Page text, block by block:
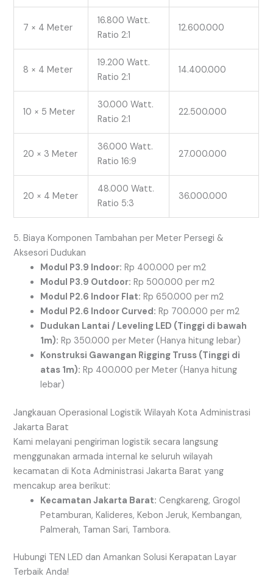
7 × 4 Meter
16.800 Watt.
Ratio 2:1
12.600.000
8 × 4 Meter
19.200 Watt.
Ratio 2:1
14.400.000
10 × 5 Meter
30.000 Watt.
Ratio 2:1
22.500.000
20 × 3 Meter
36.000 Watt.
Ratio 16:9
27.000.000
20 × 4 Meter
48.000 Watt.
Ratio 5:3
36.000.000
5. Biaya Komponen Tambahan per Meter Persegi &
Aksesori Dudukan
Modul P3.9 Indoor: Rp 400.000 perm2
Modul P3.9 Outdoor: Rp 500.000 perm2
Modul P2.6 Indoor Flat: Rp 650.000 perm2
Modul P2.6 Indoor Curved: Rp 700.000 perm2
Dudukan Lantai / Leveling LED (Tinggi di bawah
1m): Rp 350.000 per Meter (Hanya hitung lebar)
Konstruksi Gawangan Rigging Truss (Tinggi di
atas 1m): Rp 400.000 per Meter (Hanya hitung
lebar)
Jangkauan Operasional Logistik Wilayah Kota Administrasi
Jakarta Barat
Kami melayani pengiriman logistik secara langsung
menggunakan armada internal ke seluruh wilayah
kecamatan di Kota Administrasi Jakarta Barat yang
mencakup area berikut:
Kecamatan Jakarta Barat: Cengkareng, Grogol
Petamburan, Kalideres, Kebon Jeruk, Kembangan,
Palmerah, Taman Sari, Tambora.
Hubungi TEN LED dan Amankan Solusi Kerapatan Layar
Terbaik Anda!